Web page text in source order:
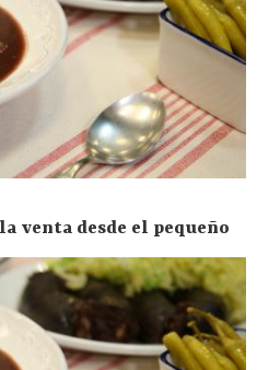
venta desde el pequeño